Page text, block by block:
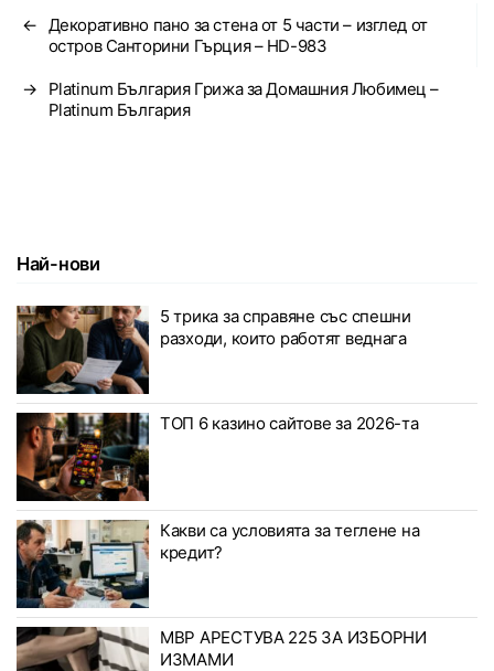
← Декоративно пано за стена от 5 части – изглед от
остров Санторини Гърция – HD-983
→
Platinum България Грижа за Домашния Любимец –
Platinum България
Най-нови
5 трика за справяне със спешни
разходи, които работят веднага
ТОП 6 казино сайтове за 2026-та
Какви са условията за теглене на
кредит?
МВР АРЕСТУВА 225 ЗА ИЗБОРНИ
ИЗМАМИ